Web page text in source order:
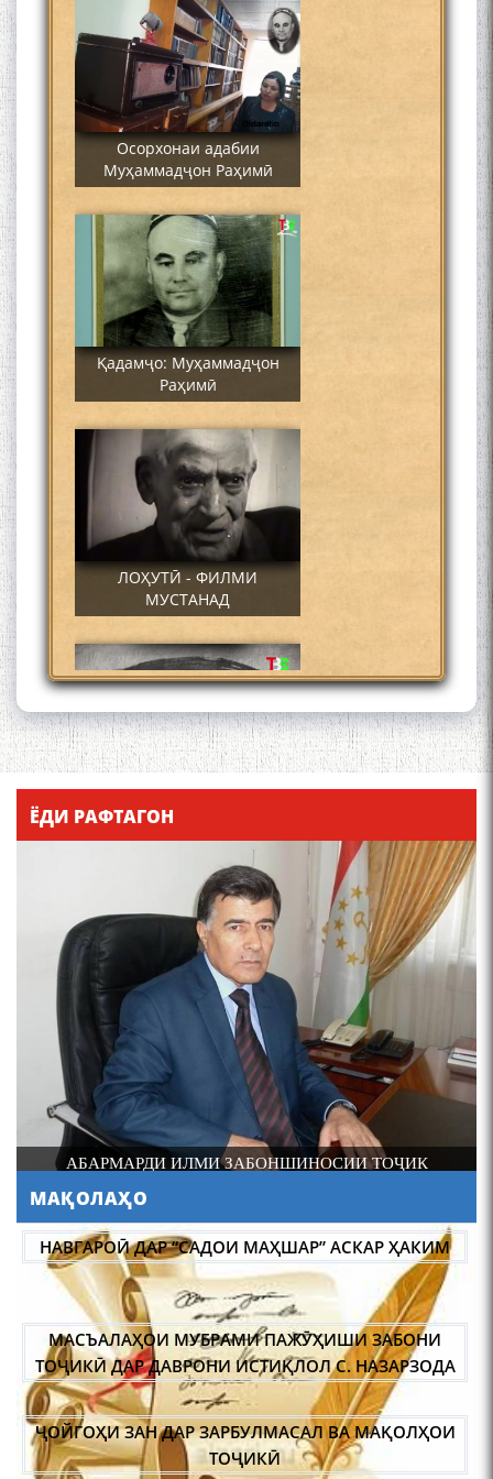
Осорхонаи адабии
Муҳаммадҷон Раҳимӣ
Қадамҷо: Муҳаммадҷон
Раҳимӣ
ЛОҲУТӢ - ФИЛМИ
МУСТАНАД
Қадамҷо - Лоҳутӣ
4-уми декабр- зодрӯзи
шоири абадзинда Абулқосим
Лоҳутӣ
АБУЛҚОСИМ ЛОҲУТӢ /
ABULQOSIM LOHUTY/
Что знают в Ташкенте о
Мирзо Турсунзаде, чьим
ЁДИ РАФТАГОН
АБАРМАРДИ ИЛМИ ЗАБОНШИНОСИИ ТОҶИК
МАҚОЛАҲО
НАВГАРОӢ ДАР “САДОИ МАҲШАР” АСКАР ҲАКИМ
МАСЪАЛАҲОИ МУБРАМИ ПАЖӮҲИШИ ЗАБОНИ
ТОҶИКӢ ДАР ДАВРОНИ ИСТИҚЛОЛ С. НАЗАРЗОДА
ҶОЙГОҲИ ЗАН ДАР ЗАРБУЛМАСАЛ ВА МАҚОЛҲОИ
ТОҶИКӢ